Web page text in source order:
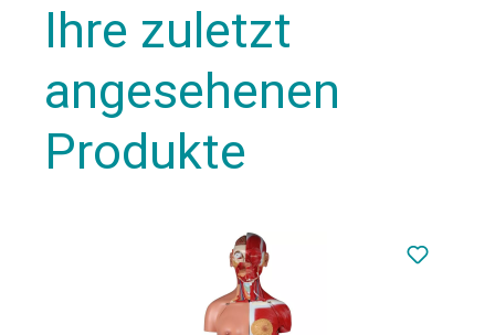
Ihre zuletzt
angesehenen
Produkte